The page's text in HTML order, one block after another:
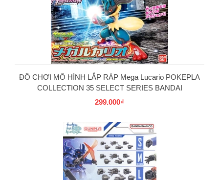
ĐỒ CHƠI MÔ HÌNH LẮP RÁP Mega Lucario POKEPLA
COLLECTION 35 SELECT SERIES BANDAI
299.000₫